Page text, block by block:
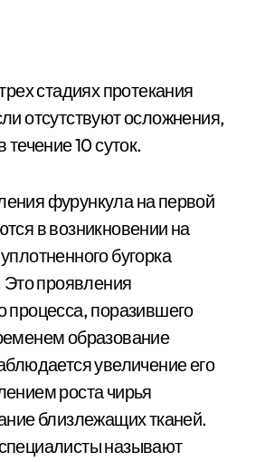
стадиях протекания
отсутствуют осложнения,
10 суток.
фурункула на первой
в возникновении на
бугорка
Это проявления
процесса, поразившего
образование
увеличение его
роста чирья
близлежащих тканей.
называют